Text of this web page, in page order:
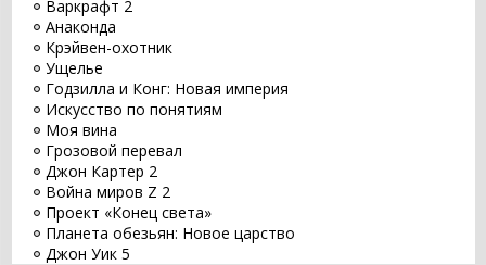
Варкрафт 2
Анаконда
Крэйвен-охотник
Ущелье
Годзилла и Конг: Новая империя
Искусство по понятиям
Моя вина
Грозовой перевал
Джон Картер 2
Война миров Z 2
Проект «Конец света»
Планета обезьян: Новое царство
Джон Уик 5